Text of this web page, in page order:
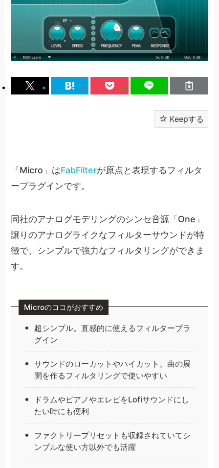
Keepする
「Micro」はFabFilterが原点と表現するフィルタ
ープラグインです。
同社のアナログモデリングのシンセ音源「One」
譲りのアナログライクなフィルターサウンドが特
徴で、シンプルで強力なフィルタリングができま
す。
Microのココがおすすめ
超シンプル。直感的に使えるフィルタープラ
グイン
サウンドのローカットやハイカット、曲の展
開を作るフィルタリングで使いやすい
ドラムやピアノやエレピをLofiサウンドにし
たい時にも便利
ファクトリープリセットも収録されていてシ
ンプルな使い方以外でも活躍